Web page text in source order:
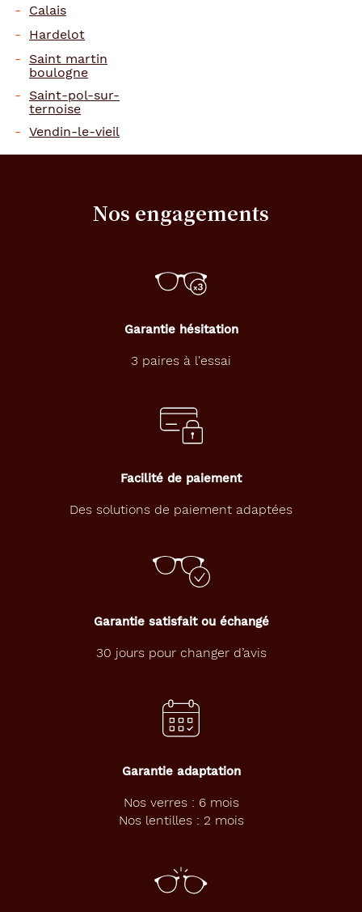
Calais
Hardelot
Saint martin
boulogne
Saint-pol-sur-
ternoise
Vendin-le-vieil
Nos engagements
Garantie hésitation
3 paires à l'essai
Facilité de paiement
Des solutions de paiement adaptées
Garantie satisfait ou échangé
30 jours pour changer d’avis
Garantie adaptation
Nos verres : 6 mois
Nos lentilles : 2 mois